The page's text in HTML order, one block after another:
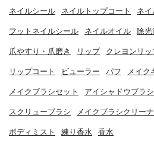
ネイルシール ネイルトップコート ネイ
フットネイルシール ネイルオイル 除光
爪やすり・爪磨き リップ クレヨンリッ
リップコート ビューラー パフ メイク
メイクブラシセット アイシャドウブラシ
スクリューブラシ メイクブラシクリー
ボディミスト 練り香水 香水